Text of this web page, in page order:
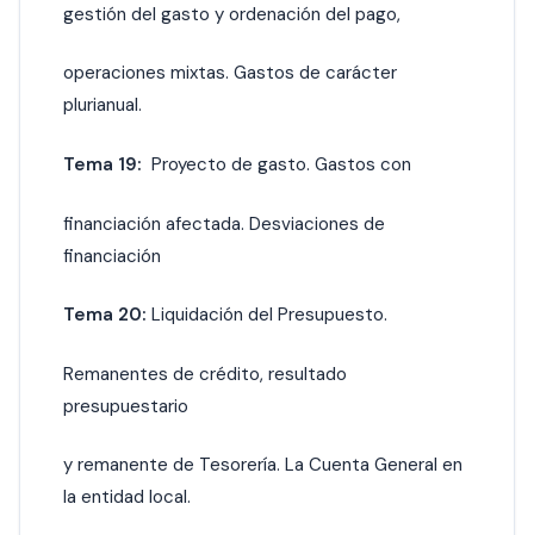
gestión del gasto y ordenación del pago,
operaciones mixtas. Gastos de carácter
plurianual.
Tema 19: Proyecto de gasto. Gastos con
financiación afectada. Desviaciones de
financiación
Tema 20: Liquidación del Presupuesto.
Remanentes de crédito, resultado
presupuestario
y remanente de Tesorería. La Cuenta General en
la entidad local.